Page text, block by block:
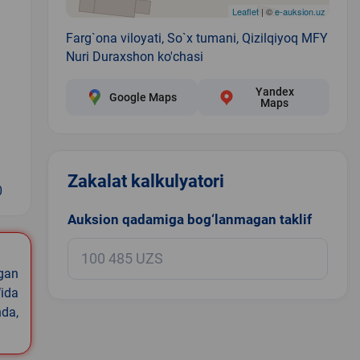
Leaflet| ©e-auksion.uz
Farg`ona viloyati, So`x tumani, Qizilqiyoq MFY
Nuri Duraxshon ko'chasi
Google Maps
Yandex
Maps
Zakalat kalkulyatori
Auksion qadamiga bog‘lanmagan taklif